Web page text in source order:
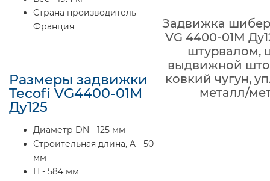
Страна производитель -
Франция
Размеры задвижки
Tecofi VG4400-01M
Ду125
Диаметр DN - 125 мм
Строительная длина, A - 50
мм
H - 584 мм
Задвижка
VG 4400-01M
штурвалом,
выдвижной
ковкий чугун,
металл/